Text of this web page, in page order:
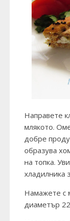
Направете
млякото.
добре
образува
на топка.
хладилника
Намажете с
диаметър